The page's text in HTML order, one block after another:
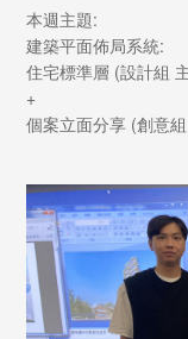
本週主題:
建築平面佈局系統:
住宅標準層 (設計組
+
個案立面分享 (創意